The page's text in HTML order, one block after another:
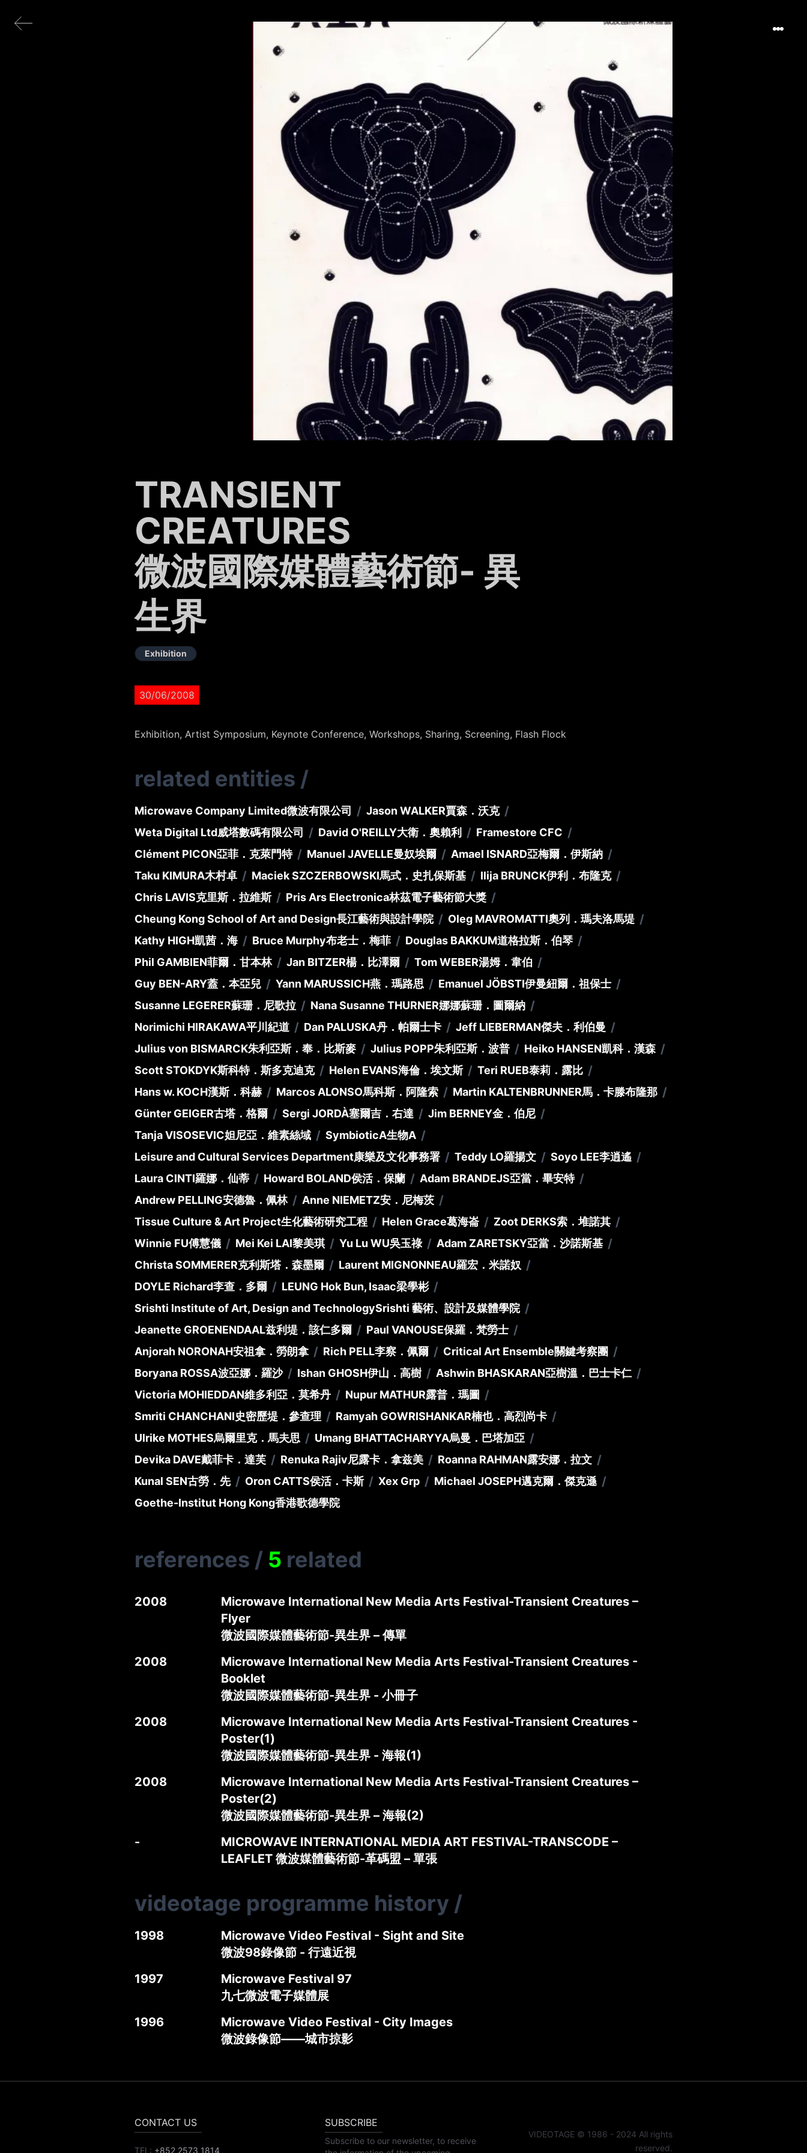
TRANSIENT
CREATURES
微波國際媒體藝術節- 異
生界
Exhibition
30/06/2008
Exhibition, Artist Symposium, Keynote Conference, Workshops, Sharing, Screening, Flash Flock
related entities /
Microwave Company Limited微波有限公司 / Jason WALKER賈森．沃克 /
Weta Digital Ltd威塔數碼有限公司 / David O'REILLY大衛．奧賴利 / Framestore CFC /
Clément PICON亞菲．克萊門特 / Manuel JAVELLE曼奴埃爾 / Amael ISNARD亞梅爾．伊斯納 /
Taku KIMURA木村卓 / Maciek SZCZERBOWSKI馬式．史扎保斯基 / Ilija BRUNCK伊利．布隆克 /
Chris LAVIS克里斯．拉維斯 / Pris Ars Electronica林茲電子藝術節大獎 /
Cheung Kong School of Art and Design長江藝術與設計學院 / Oleg MAVROMATTI奧列．瑪夫洛馬堤 /
Kathy HIGH凱茜．海 / Bruce Murphy布老士．梅菲 / Douglas BAKKUM道格拉斯．伯琴 /
Phil GAMBIEN菲爾．甘本林 / Jan BITZER楊．比澤爾 / Tom WEBER湯姆．韋伯 /
Guy BEN-ARY蓋．本亞兒 / Yann MARUSSICH燕．瑪路思 / Emanuel JÖBSTI伊曼紐爾．祖保士 /
Susanne LEGERER蘇珊．尼歌拉 / Nana Susanne THURNER娜娜蘇珊．圖爾納 /
Norimichi HIRAKAWA平川紀道 / Dan PALUSKA丹．帕爾士卡 / Jeff LIEBERMAN傑夫．利伯曼 /
Julius von BISMARCK朱利亞斯．奉．比斯麥 / Julius POPP朱利亞斯．波普 / Heiko HANSEN凱科．漢森 /
Scott STOKDYK斯科特．斯多克迪克 / Helen EVANS海倫．埃文斯 / Teri RUEB泰莉．露比 /
Hans w. KOCH漢斯．科赫 / Marcos ALONSO馬科斯．阿隆索 / Martin KALTENBRUNNER馬．卡滕布隆那 /
Günter GEIGER古塔．格爾 / Sergi JORDÀ塞爾吉．右達 / Jim BERNEY金．伯尼 /
Tanja VISOSEVIC妲尼亞．維素絲域 / SymbioticA生物A /
Leisure and Cultural Services Department康樂及文化事務署 / Teddy LO羅揚文 / Soyo LEE李逍遙 /
Laura CINTI羅娜．仙蒂 / Howard BOLAND侯活．保蘭 / Adam BRANDEJS亞當．畢安特 /
Andrew PELLING安德魯．佩林 / Anne NIEMETZ安．尼梅茨 /
Tissue Culture & Art Project生化藝術研究工程 / Helen Grace葛海崙 / Zoot DERKS索．堆諾其 /
Winnie FU傅慧儀 / Mei Kei LAI黎美琪 / Yu Lu WU吳玉祿 / Adam ZARETSKY亞當．沙諾斯基 /
Christa SOMMERER克利斯塔．森墨爾 / Laurent MIGNONNEAU羅宏．米諾奴 /
DOYLE Richard李查．多爾 / LEUNG Hok Bun, Isaac梁學彬 /
Srishti Institute of Art, Design and TechnologySrishti 藝術、設計及媒體學院 /
Jeanette GROENENDAAL兹利堤．該仁多爾 / Paul VANOUSE保羅．梵勞士 /
Anjorah NORONAH安祖拿．勞朗拿 / Rich PELL李察．佩爾 / Critical Art Ensemble關鍵考察團 /
Boryana ROSSA波亞娜．羅沙 / Ishan GHOSH伊山．高樹 / Ashwin BHASKARAN亞樹溫．巴士卡仁 /
Victoria MOHIEDDAN維多利亞．莫希丹 / Nupur MATHUR露普．瑪圖 /
Smriti CHANCHANI史密歷堤．參查理 / Ramyah GOWRISHANKAR楠也．高烈尚卡 /
Ulrike MOTHES烏爾里克．馬夫思 / Umang BHATTACHARYYA烏曼．巴塔加亞 /
Devika DAVE戴菲卡．達芙 / Renuka Rajiv尼露卡．拿兹美 / Roanna RAHMAN露安娜．拉文 /
Kunal SEN古勞．先 / Oron CATTS侯活．卡斯 / Xex Grp / Michael JOSEPH邁克爾．傑克遜 /
Goethe-Institut Hong Kong香港歌德學院
references / 5 related
2008
Microwave International New Media Arts Festival-Transient Creatures –
Flyer
微波國際媒體藝術節-異生界 – 傳單
2008
Microwave International New Media Arts Festival-Transient Creatures -
Booklet
微波國際媒體藝術節-異生界 - 小冊子
2008
Microwave International New Media Arts Festival-Transient Creatures -
Poster(1)
微波國際媒體藝術節-異生界 - 海報(1)
2008
Microwave International New Media Arts Festival-Transient Creatures –
Poster(2)
微波國際媒體藝術節-異生界 – 海報(2)
-
MICROWAVE INTERNATIONAL MEDIA ART FESTIVAL-TRANSCODE –
LEAFLET 微波媒體藝術節-革碼盟 – 單張
videotage programme history /
1998
Microwave Video Festival - Sight and Site
微波98錄像節 - 行遠近視
1997
Microwave Festival 97
九七微波電子媒體展
1996
Microwave Video Festival - City Images
微波錄像節——城市掠影
CONTACT US
TEL: +852 2573 1814
SUBSCRIBE
Subscribe to our newsletter, to receive
VIDEOTAGE © 1986 - 2024 All rights
reserved.